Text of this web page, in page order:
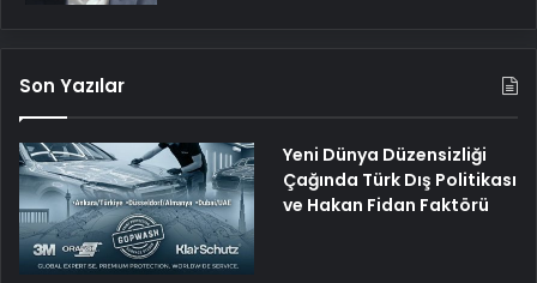
Son Yazılar
Yeni Dünya Düzensizliği
Çağında Türk Dış Politikası
ve Hakan Fidan Faktörü